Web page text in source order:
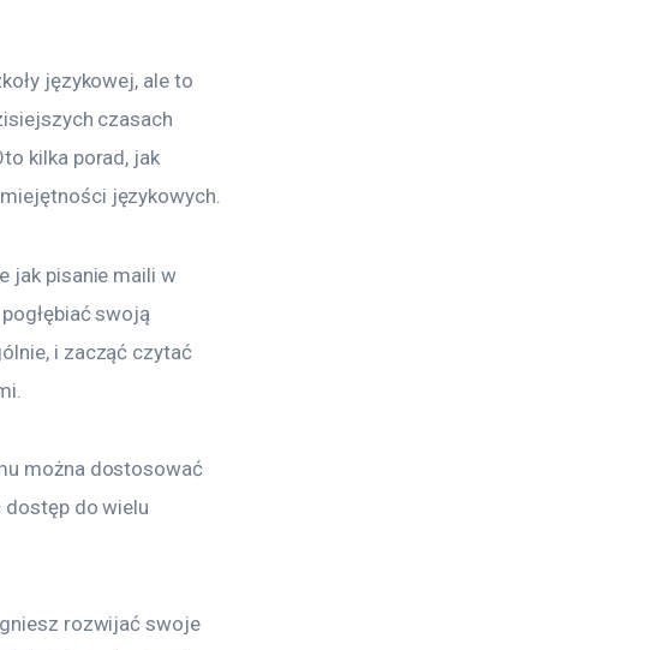
językowej, ale to
czasach
kilka porad, jak
językowych.
jak pisanie maili w
swoją
i zacząć czytać
można dostosować
do wielu
rozwijać swoje